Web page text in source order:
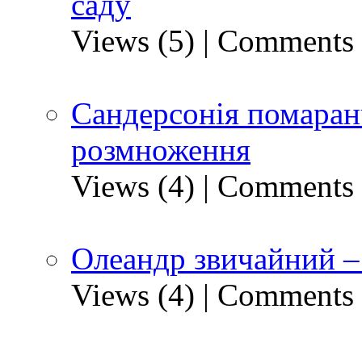
Views (5) |
Сандерсонія
розмноження
Views (4) |
Олеандр звичайний
Views (4) |